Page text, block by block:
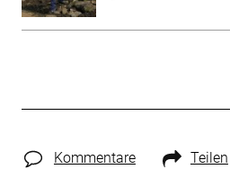
Kommentare Teilen